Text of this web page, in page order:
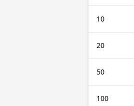
10
20
50
100